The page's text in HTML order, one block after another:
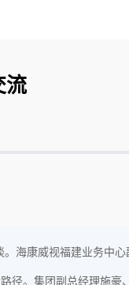
流
海康威视福建业务中
径。集团副总经理施豪